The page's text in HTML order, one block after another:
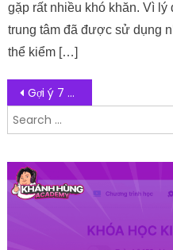
gặp rất nhiều khó khăn. Vì lý
trung tâm đã được sử dụng
thể kiểm […]
Post
Gợi ý 7 giải pháp quản lý sân golf bằng phần mềm chuyên nghiệp
Search for: